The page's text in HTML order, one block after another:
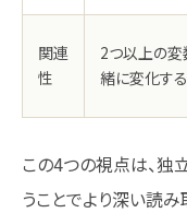
関連
性
2つ以上の
緒に変化す
この4つの視点は、独
うことでより深い読